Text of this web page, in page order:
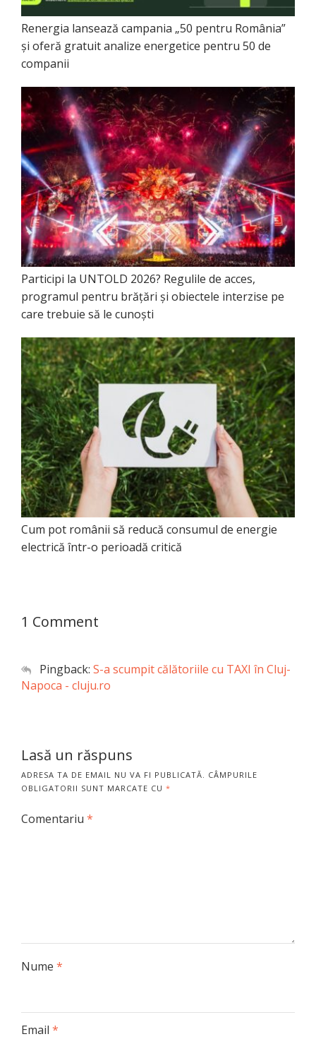
Renergia lansează campania „50 pentru România”
și oferă gratuit analize energetice pentru 50 de
companii
Participi la UNTOLD 2026? Regulile de acces,
programul pentru brățări și obiectele interzise pe
care trebuie să le cunoști
Cum pot românii să reducă consumul de energie
electrică într-o perioadă critică
1 Comment
Pingback: S-a scumpit călătoriile cu TAXI în Cluj-
Napoca - cluju.ro
Lasă un răspuns
ADRESA TA DE EMAIL NU VA FI PUBLICATĂ. CÂMPURILE
OBLIGATORII SUNT MARCATE CU *
Comentariu *
Nume *
Email *